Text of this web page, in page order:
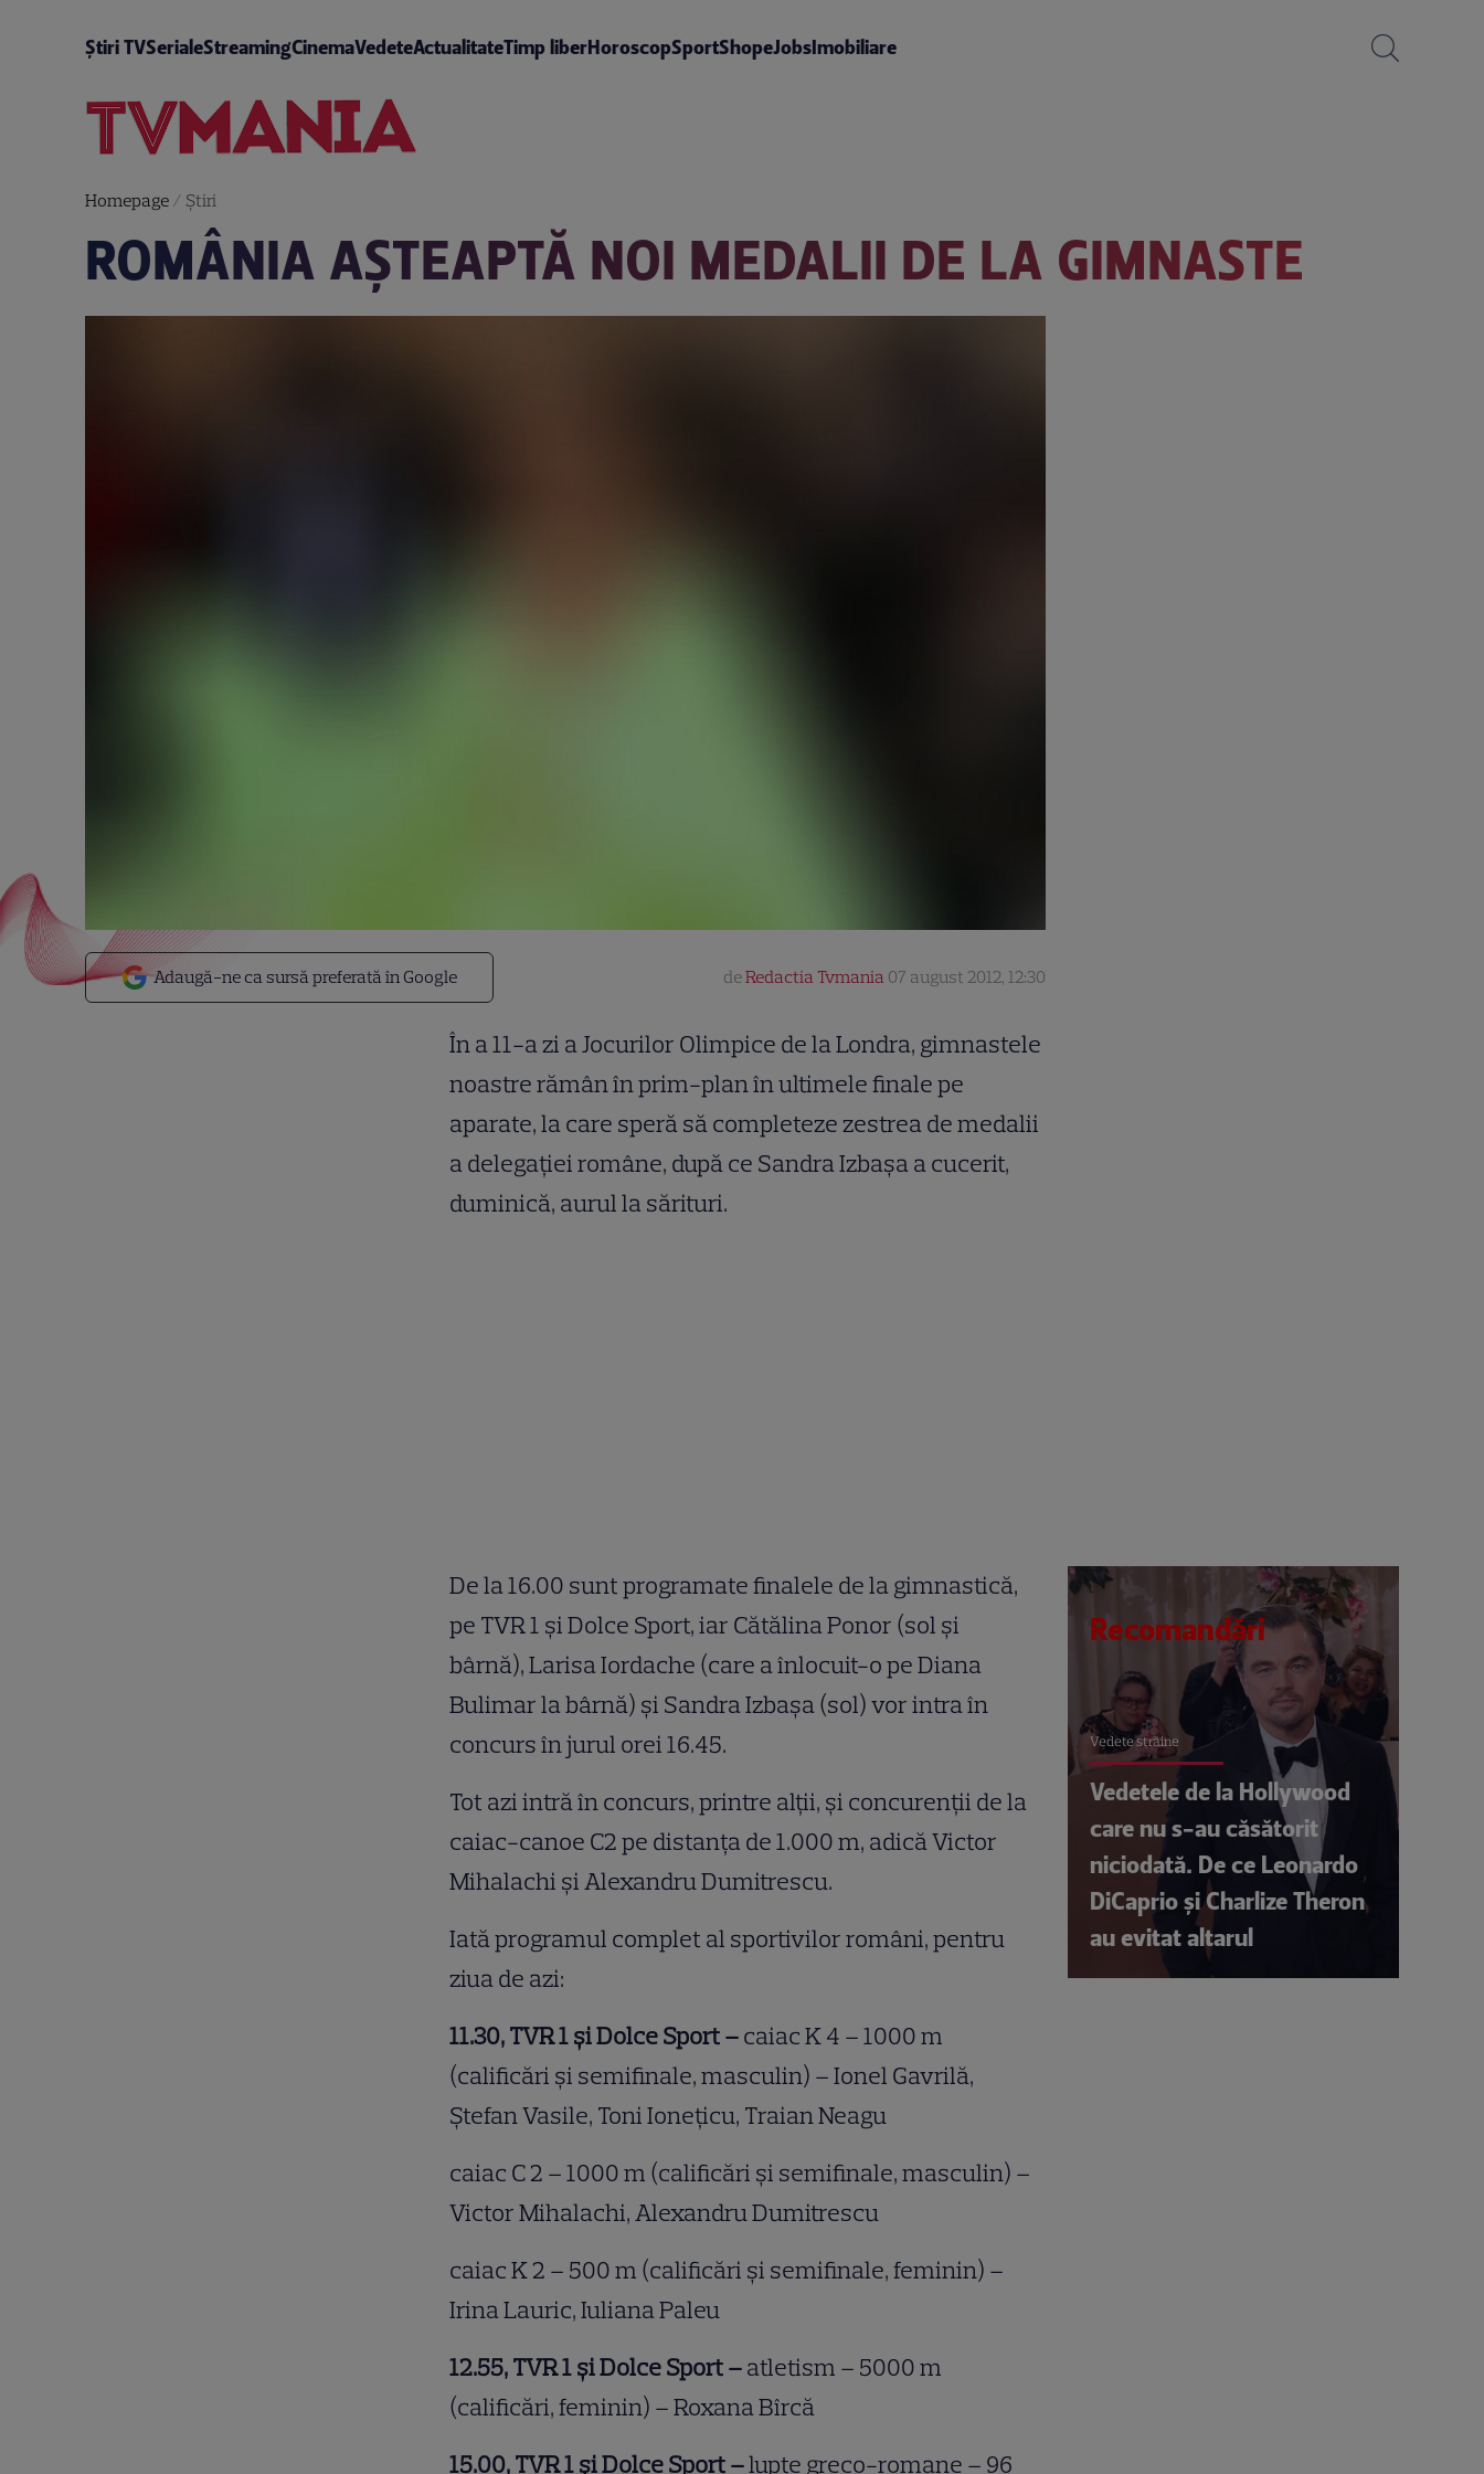
Știri TVSerialeStreamingCinemaVedeteActualitateTimp liberHoroscopSportShopeJobsImobiliare
Homepage/ Știri
ROMÂNIA AŞTEAPTĂ NOI MEDALII DE LA GIMNASTE
Adaugă-ne ca sursă preferată în Google deRedactia Tvmania 07 august 2012, 12:30
În a 11-a zi a Jocurilor Olimpice de la Londra, gimnastele
noastre rămân în prim-plan în ultimele finale pe
aparate, la care speră să completeze zestrea de medalii
a delegaţiei române, după ce Sandra Izbaşa a cucerit,
duminică, aurul la sărituri.
De la 16.00 sunt programate finalele de la gimnastică,
pe TVR 1 şi Dolce Sport, iar Cătălina Ponor (sol şi
bârnă), Larisa Iordache (care a înlocuit-o pe Diana
Bulimar la bârnă) şi Sandra Izbaşa (sol) vor intra în
concurs în jurul orei 16.45.
Tot azi intră în concurs, printre alţii, şi concurenţii de la
caiac-canoe C2 pe distanţa de 1.000 m, adică Victor
Mihalachi şi Alexandru Dumitrescu.
Iată programul complet al sportivilor români, pentru
ziua de azi:
11.30, TVR 1 şi Dolce Sport –caiac K 4 – 1000 m
(calificări şi semifinale, masculin) – Ionel Gavrilă,
Ştefan Vasile, Toni Ioneţicu, Traian Neagu
caiac C 2 – 1000 m (calificări şi semifinale, masculin) –
Victor Mihalachi, Alexandru Dumitrescu
caiac K 2 – 500 m (calificări şi semifinale, feminin) –
Irina Lauric, Iuliana Paleu
12.55, TVR 1 şi Dolce Sport –atletism – 5000 m
(calificări, feminin) – Roxana Bîrcă
15.00, TVR 1 şi Dolce Sport –lupte greco-romane – 96
Recomandări
Vedete străine
Vedetele de la Hollywood
care nu s-au căsătorit
niciodată. De ce Leonardo
DiCaprio și Charlize Theron
au evitat altarul